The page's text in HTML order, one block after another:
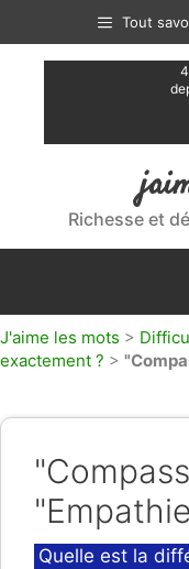
contenu
Tout
Richesse et
J'aime les mots >
exactement ? >
Catégories
Quelle est la